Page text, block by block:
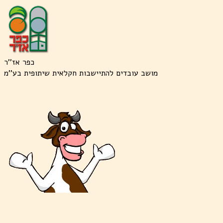
כפר אז''ר
מושב עובדים להתיישבות חקלאית שיתופית בע''מ